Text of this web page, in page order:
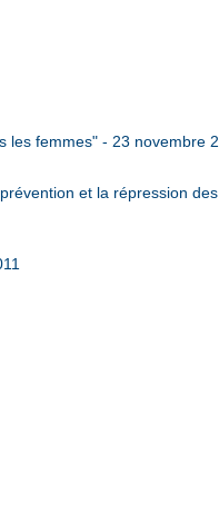
les femmes" - 23 novembre
et la répression